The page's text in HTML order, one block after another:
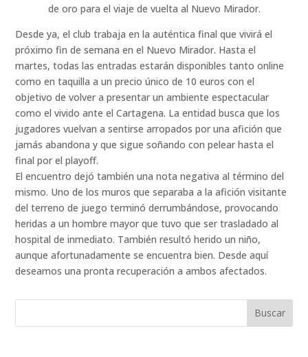
de oro para el viaje de vuelta al Nuevo Mirador.
Desde ya, el club trabaja en la auténtica final que vivirá el
próximo fin de semana en el Nuevo Mirador. Hasta el
martes, todas las entradas estarán disponibles tanto online
como en taquilla a un precio único de 10 euros con el
objetivo de volver a presentar un ambiente espectacular
como el vivido ante el Cartagena. La entidad busca que los
jugadores vuelvan a sentirse arropados por una afición que
jamás abandona y que sigue soñando con pelear hasta el
final por el playoff.
El encuentro dejó también una nota negativa al término del
mismo. Uno de los muros que separaba a la afición visitante
del terreno de juego terminó derrumbándose, provocando
heridas a un hombre mayor que tuvo que ser trasladado al
hospital de inmediato. También resultó herido un niño,
aunque afortunadamente se encuentra bien. Desde aquí
deseamos una pronta recuperación a ambos afectados.
Buscar